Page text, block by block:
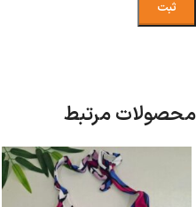
محصولات مرتبط